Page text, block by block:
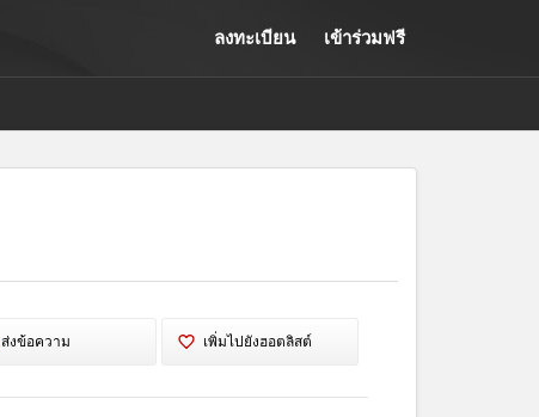
ลงทะเบียน เข้าร่วมฟรี
ส่งข้อความ เพิ่มไปยังฮอตลิสต์